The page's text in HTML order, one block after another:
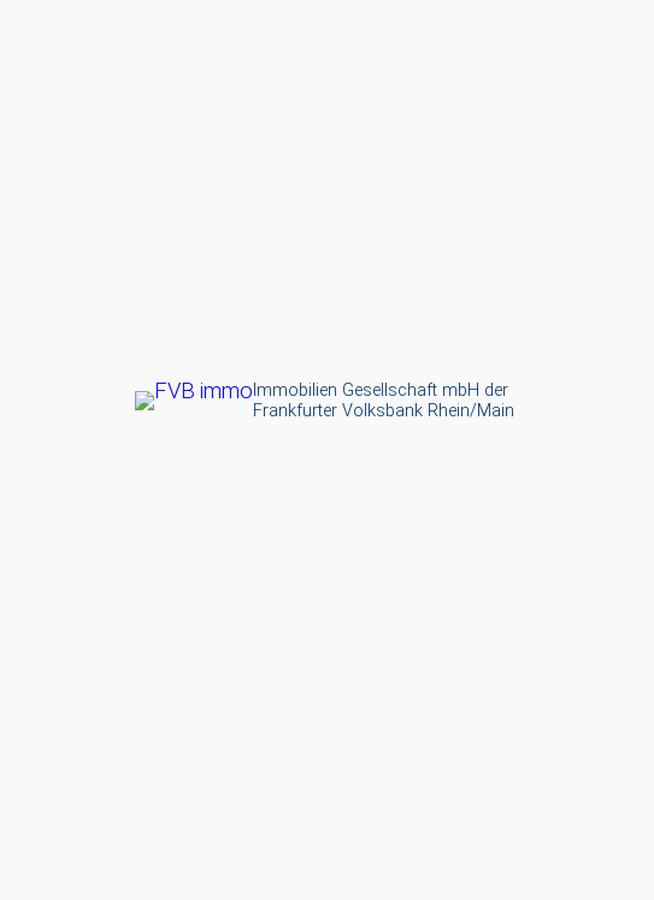
Immobilien Gesellschaft mbH der
Frankfurter Volksbank Rhein/Main